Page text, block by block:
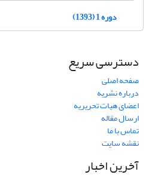
دوره 1 (1393)
دسترسی سریع
صفحه اصلی
درباره نشریه
اعضای هیات تحریریه
ارسال مقاله
تماس با ما
نقشه سایت
آخرین اخبار